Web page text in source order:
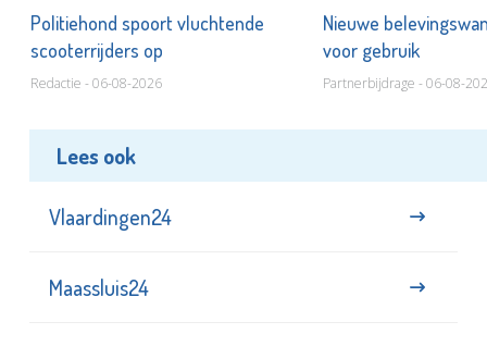
Politiehond spoort vluchtende
scooterrijders op
Redactie - 06-08-2026
Nieuwe
voor gebruik
Partnerbijdrage - 06-08-
Lees ook
Vlaardingen24
Maassluis24